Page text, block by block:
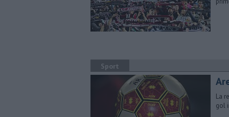
Sport
La
gol